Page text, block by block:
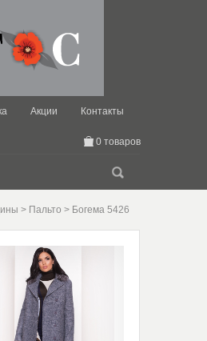
Акции Контакты
0 товаров
Искать:
> Пальто > Богема 5426